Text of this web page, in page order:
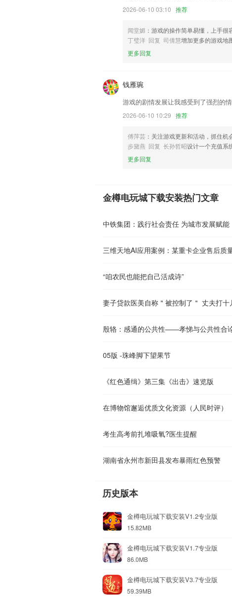
2026-06-10 03:10 推荐
闻堂媚 ：游戏的操作简单易懂，上手
丁璧洋 回复 司倩慧增加更多的游戏地
更多回复
钱雁琬
游戏的剧情发展让我感受到了强烈的情
2026-06-10 10:29 推荐
傅萍芸 ：关注游戏更新和活动，抓住机
步黛燕 回复 长孙哲昭设计一个充值系
更多回复
金樽电玩城下载安装热门文章
中铁集团：践行社会责任 为城市发展赋能
三维天地AI应用案例：某重卡企业售后质
“咱农民也能把自己活成诗”
妻子贷款医美自称＂被控制了＂ 丈夫打
殷辂：感通的公共性——孝悌与公共性合
05版 -珠峰脚下望果节
《红色通缉》第三集《出击》速览版
在博物馆邂逅优质文化资源（人民时评）
考生高考前扎堆吸氧?医生提醒
湖南省永州市新田县发布暴雨红色预警
历史版本
金樽电玩城下载安装V1.2专业版
15.82MB
金樽电玩城下载安装V1.7专业版
86.0MB
金樽电玩城下载安装V3.7专业版
59.39MB